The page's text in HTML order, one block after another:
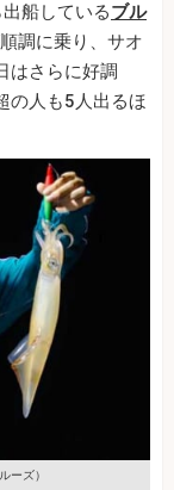
船しているブル
調に乗り、サオ
はさらに好調
の人も5人出るほ
ーズ）